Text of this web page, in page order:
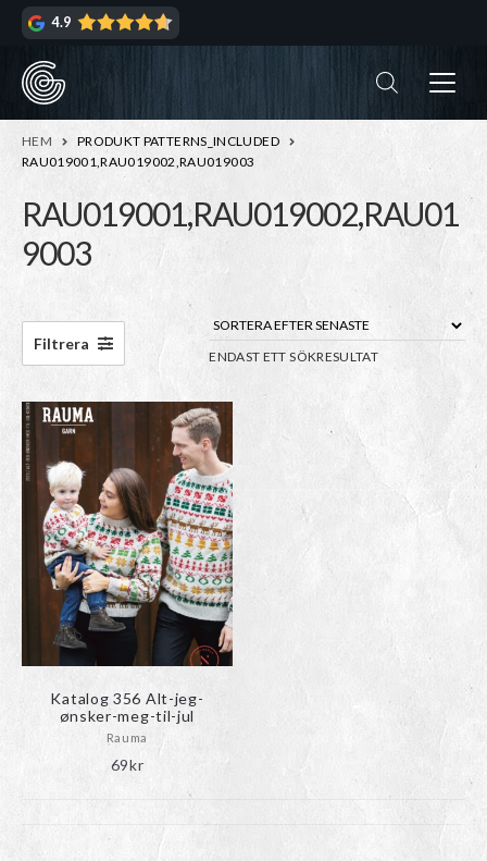
Hoppa
navigering
Hoppa
innehåll
4.9
HEM
PRODUKT PATTERNS_INCLUDED
RAU019001,RAU019002,RAU019003
RAU019001,RAU019002,RAU01
9003
ENDAST ETT SÖKRESULTAT
Filtrera
Katalog 356 Alt-jeg-
ønsker-meg-til-jul
Rauma
69kr